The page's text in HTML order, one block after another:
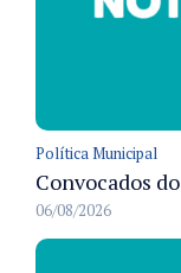
Política Municipal
06/08/2026